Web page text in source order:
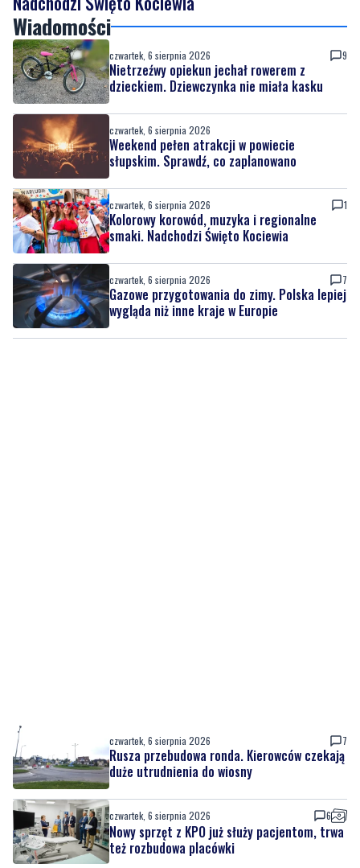
Wiadomości
czwartek, 6 sierpnia 2026 9
Nietrzeźwy opiekun jechał rowerem z
dzieckiem. Dziewczynka nie miała kasku
czwartek, 6 sierpnia 2026
Weekend pełen atrakcji w powiecie
słupskim. Sprawdź, co zaplanowano
czwartek, 6 sierpnia 2026 1
Kolorowy korowód, muzyka i regionalne
smaki. Nadchodzi Święto Kociewia
czwartek, 6 sierpnia 2026 7
Gazowe przygotowania do zimy. Polska lepiej
wygląda niż inne kraje w Europie
czwartek, 6 sierpnia 2026 7
Rusza przebudowa ronda. Kierowców czekają
duże utrudnienia do wiosny
czwartek, 6 sierpnia 2026 6
Nowy sprzęt z KPO już służy pacjentom, trwa
też rozbudowa placówki